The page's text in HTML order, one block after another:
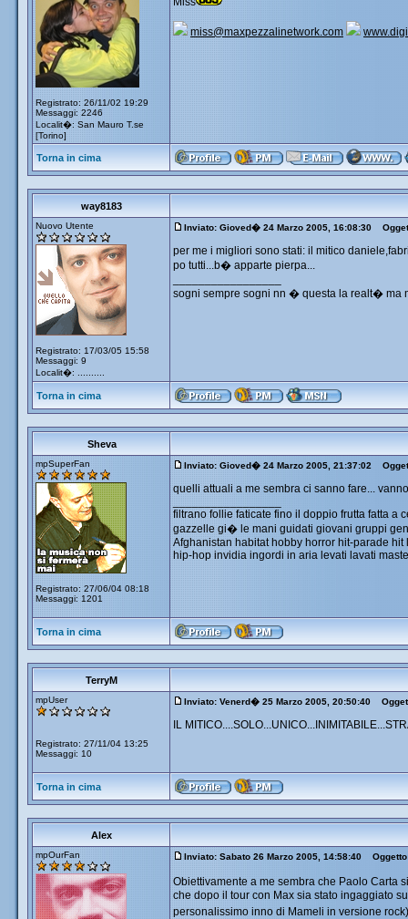
Registrato: 26/11/02 19:29
Messaggi: 2246
Localit�: San Mauro T.se
[Torino]
miss@maxpezzalinetwork.com
Torna in cima
way8183
Nuovo Utente
Registrato: 17/03/05 15:58
Messaggi: 9
Localit�: ..........
Inviato: Gioved� 24 Marzo 2005, 16:08:30
per me i migliori sono stati: il mitico
po tutti...b� apparte pierpa...
sogni sempre sogni nn � questa la realt� ma
Torna in cima
Sheva
mpSuperFan
Registrato: 27/06/04 08:18
Messaggi: 1201
Inviato: Gioved� 24 Marzo 2005, 21:37:02
quelli attuali a me sembra ci sanno fare...
filtrano follie faticate fino il doppio frutta fatta a
gazzelle gi� le mani guidati giovani gruppi
Afghanistan habitat hobby horror hit-parade hit
hip-hop invidia ingordi in aria levati lavati
Torna in cima
TerryM
mpUser
Registrato: 27/11/04 13:25
Messaggi: 10
Inviato: Venerd� 25 Marzo 2005, 20:50:40
IL
Torna in cima
Alex
mpOurFan Inviato: Sabato 26 Marzo 2005, 14:58:40
Obiettivamente a me sembra che Paolo
che dopo il tour con Max sia stato ingaggiato
personalissimo inno di Mameli in versione